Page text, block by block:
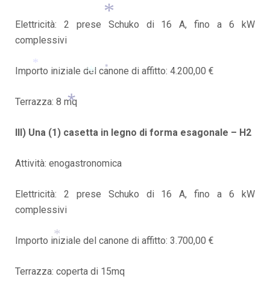
Elettricità: 2 prese Schuko di 16 A, fino a 6 kW
complessivi
Importo iniziale del canone di affitto: 4.200,00 €
Terrazza: 8 mq
III) Una (1) casetta in legno di forma esagonale – H2
Attività: enogastronomica
Elettricità: 2 prese Schuko di 16 A, fino a 6 kW
complessivi
Importo iniziale del canone di affitto: 3.700,00 €
Terrazza: coperta di 15mq
*
*
*